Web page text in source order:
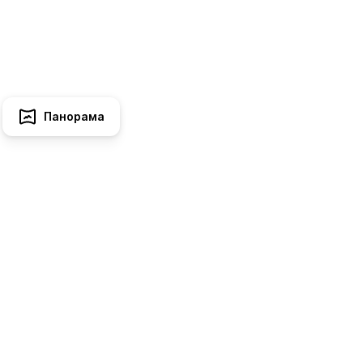
Панорама